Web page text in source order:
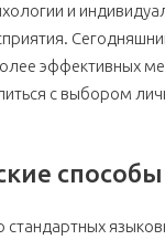
и
эффективных
с выбором